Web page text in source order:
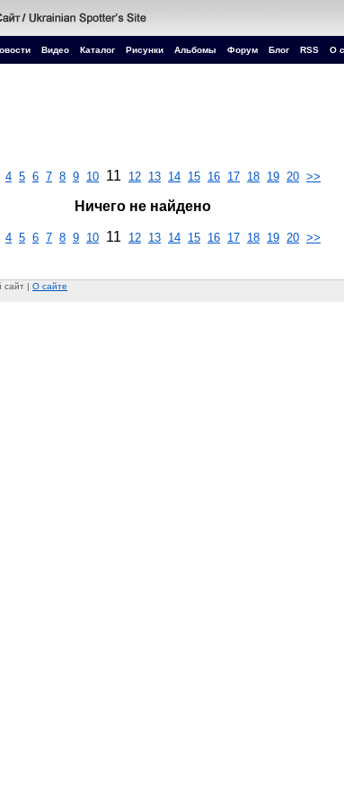
Видео Каталог Рисунки Альбомы Форум Блог RSS О
4 5 6 7 8 9 10 11 12 13 14 15 16 17 18 19 20 >>
Ничего не найдено
4 5 6 7 8 9 10 11 12 13 14 15 16 17 18 19 20 >>
сайт | О сайте